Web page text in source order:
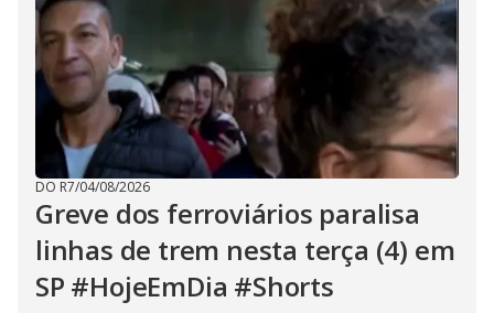
DO R7/04/08/2026
Greve dos ferroviários paralisa
linhas de trem nesta terça (4) em
SP #HojeEmDia #Shorts